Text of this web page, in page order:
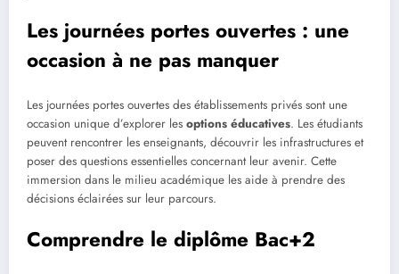
Les journées portes ouvertes : une
occasion à ne pas manquer
Les journées portes ouvertes des établissements privés sont une
occasion unique d’explorer les options éducatives. Les étudiants
peuvent rencontrer les enseignants, découvrir les infrastructures et
poser des questions essentielles concernant leur avenir. Cette
immersion dans le milieu académique les aide à prendre des
décisions éclairées sur leur parcours.
Comprendre le diplôme Bac+2